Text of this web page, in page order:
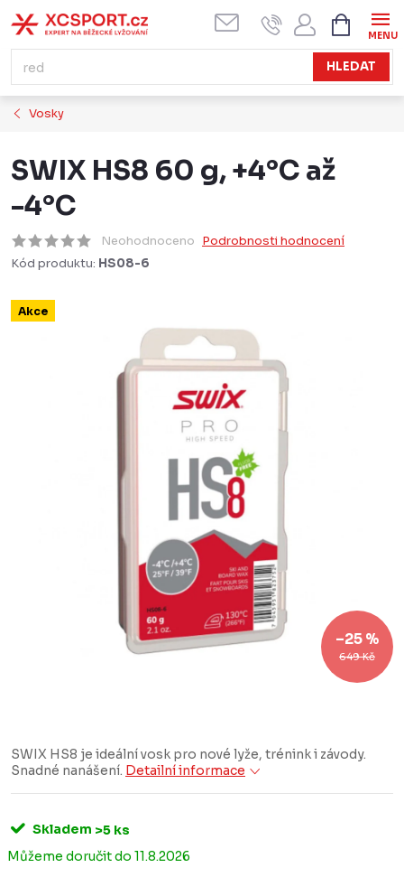
na
obsah
HLEDAT
KOŠÍK
Vosky
SWIX HS8 60 g, +4°C až
-4°C
Neohodnoceno Podrobnosti hodnocení
Kód produktu: HS08-6
Akce
649 Kč
–25 %
SWIX HS8 je ideální vosk pro nové lyže, trénink i závody.
Snadné nanášení. Detailní informace
Skladem >5 ks
11.8.2026